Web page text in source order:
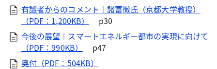
有識者からのコメント｜諸富徹氏（京都大学教授）
（PDF：1,200KB）
p30
今後の展望｜スマートエネルギー都市の実現に向けて
（PDF：990KB）
p47
奥付（PDF：504KB）